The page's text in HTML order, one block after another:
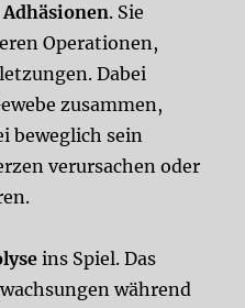
Adhäsionen. Sie
Operationen,
Dabei
zusammen,
beweglich sein
verursachen oder
ins Spiel. Das
während